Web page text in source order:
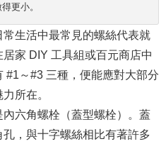
更小。
生活中最常見的螺絲代表就
家 DIY 工具組或百元商店中
#1～#3 三種，便能應對大部分
所在。
六角螺栓（蓋型螺栓）。蓋
，與十字螺絲相比有著許多